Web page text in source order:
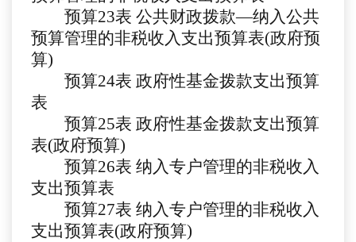
预算23表 公共财政拨款—纳入公共
预算管理的非税收入支出预算表(政府预
算)
预算24表 政府性基金拨款支出预算
表
预算25表 政府性基金拨款支出预算
表(政府预算)
预算26表 纳入专户管理的非税收入
支出预算表
预算27表 纳入专户管理的非税收入
支出预算表(政府预算)